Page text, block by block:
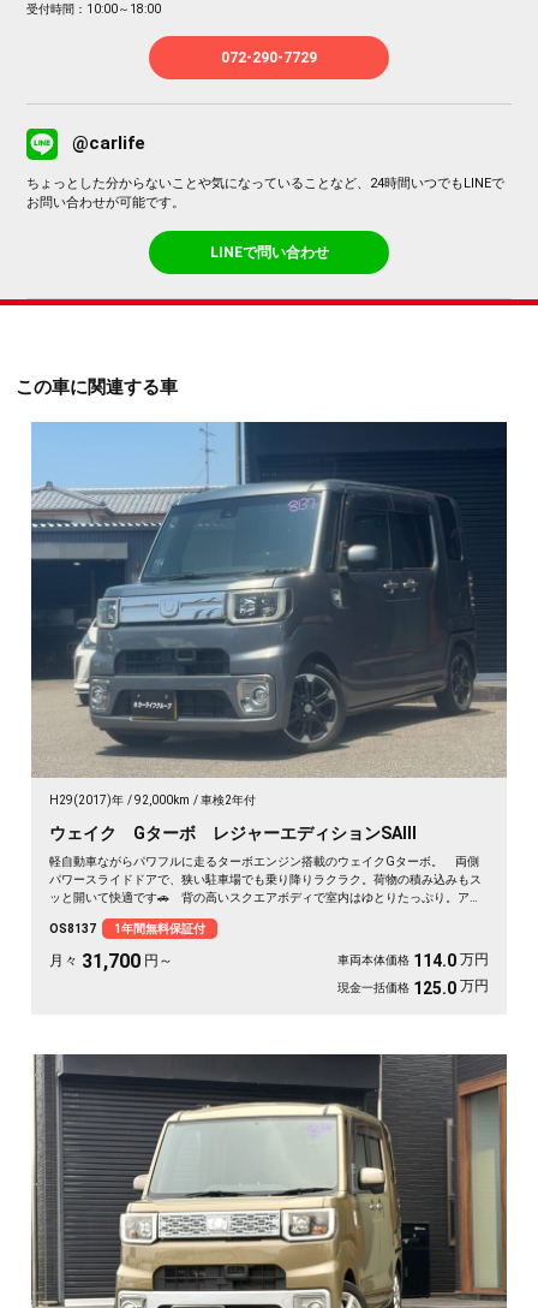
受付時間：10:00～18:00
072-290-7729
@carlife
ちょっとした分からないことや気になっていることなど、24時間いつでもLINEで
お問い合わせが可能です。
LINEで問い合わせ
この車に関連する車
H29(2017)年 92,000km 車検2年付
ウェイク Gターボ レジャーエディションSAⅢ
軽自動車ながらパワフルに走るターボエンジン搭載のウェイクGターボ。 両側
パワースライドドアで、狭い駐車場でも乗り降りラクラク。荷物の積み込みもス
ッと開いて快適です🚗 背の高いスクエアボディで室内はゆとりたっぷり。アウ
で、遠出のドライブも退屈しません🎵 バックカメラで駐車も安心✌️ 趣味も遊
びも広がる一台。《1年保証付》で安心のカーライフを💎
OS8137 1年間無料保証付
月々 31,700 円～ 車両本体価格 114.0 万円
現金一括価格 125.0 万円